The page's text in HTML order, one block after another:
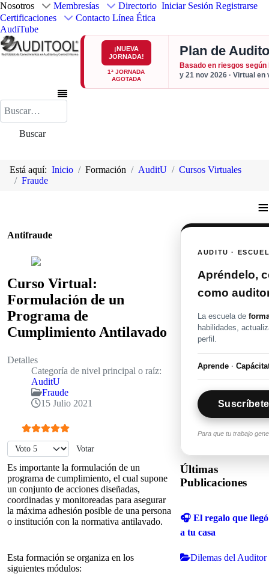
Nosotros Membresías
Directorio
Certificaciones
Contacto Línea Ética
AudiTube
Iniciar Sesión Registrarse
¡NUEVA
JORNADA!
1ª JORNADA
AGOTADA
Plan de
Basado en riesgos según
y 21 nov 2026 · Virtual en
Buscar
Buscar
Está aquí: Inicio Formación AuditU
Cursos Virtuales
Fraude
≡
Antifraude
Curso Virtual:
Formulación de un
Programa de
Cumplimiento Antilavado
Detalles
Categoría de nivel principal o raíz:
AuditU
Fraude
15 Julio 2021
Ratio:5/5
Por favor, vote
Es importante la formulación de un
programa de cumplimiento, el cual supone
un conjunto de acciones diseñadas,
coordinadas y monitoreadas para asegurar
la máxima adhesión posible de una persona
o institución con la normativa antilavado.
Esta formación se organiza en los
siguientes módulos:
AUDITU ·
Apréndelo,
como
La escuela de
habilidades,
perfil.
Aprende ·
Para que tu trabajo
Últimas
Publicaciones
🎧 El regalo que llegó
a tu casa
Dilemas del Auditor